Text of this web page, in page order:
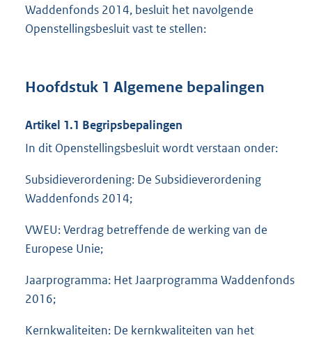
Waddenfonds 2014, besluit het navolgende
Openstellingsbesluit vast te stellen:
Hoofdstuk 1 Algemene bepalingen
Artikel 1.1 Begripsbepalingen
In dit Openstellingsbesluit wordt verstaan onder:
Subsidieverordening: De Subsidieverordening
Waddenfonds 2014;
VWEU: Verdrag betreffende de werking van de
Europese Unie;
Jaarprogramma: Het Jaarprogramma Waddenfonds
2016;
Kernkwaliteiten: De kernkwaliteiten van het